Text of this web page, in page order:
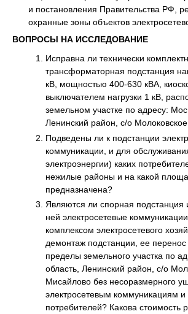
и постановления Правительства РФ,
охранные зоны объектов
ВОПРОСЫ НА ИССЛЕДОВАНИЕ
Исправна ли технически
трансформаторная подстанция
кВ, мощностью 400-630 кВА,
выключателем нагрузки 1 кВ,
земельном участке по адресу:
Ленинский район, с/о
Подведены ли к подстанции
коммуникации, и для
электроэнергии) каких
нежилые районы и на какой
предназначена?
Являются ли спорная подстанция
ней электросетевые
комплексом электросетевого
демонтаж подстанции, ее перенос
пределы земельного участка по
область, Ленинский район, с/о
Мисайлово без несоразмерного
электросетевым коммуникациям
потребителей? Какова стоимость